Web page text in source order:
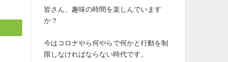
皆さん、趣味の時間を楽しんでいます
か？
今はコロナやら何やらで何かと行動を制
限しなければならない時代です。